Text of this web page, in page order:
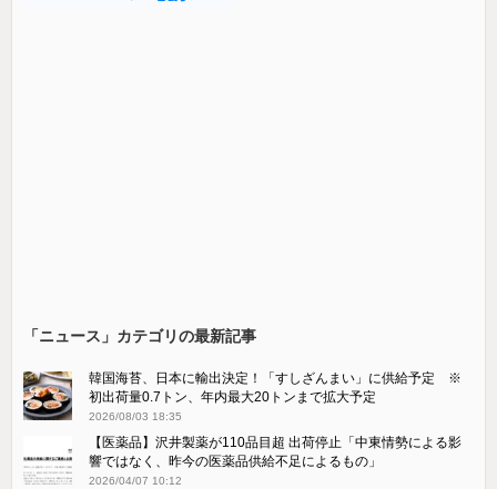
「ニュース」カテゴリの最新記事
韓国海苔、日本に輸出決定！「すしざんまい」に供給予定 ※
初出荷量0.7トン、年内最大20トンまで拡大予定
2026/08/03 18:35
【医薬品】沢井製薬が110品目超 出荷停止「中東情勢による影
響ではなく、昨今の医薬品供給不足によるもの」
2026/04/07 10:12